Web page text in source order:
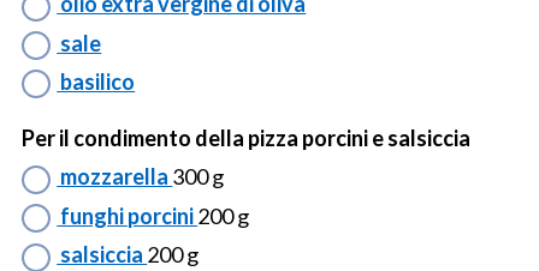
sale
basilico
Per il condimento della pizza porcini e salsiccia
mozzarella 300 g
funghi porcini200 g
salsiccia 200 g